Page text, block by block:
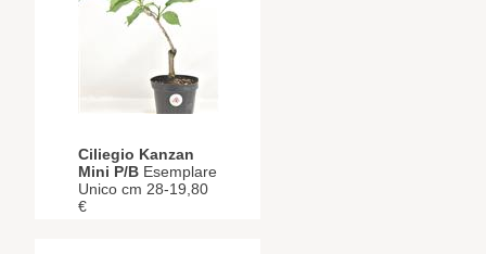
Ciliegio Kanzan
Mini P/B Esemplare
Unico cm 28-19,80
€